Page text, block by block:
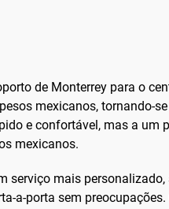
de Monterrey para o
mexicanos, tornando-
e confortável, mas a um
mexicanos.
serviço mais
a-porta sem preocupações.